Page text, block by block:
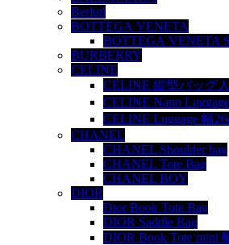
Berluti
BOTTEGA VENETA
BOTTEGA VENETA
BURBERRY
CELINE
CELINE 縦型バッグ
CELINE Nano
CELINE Luggage 幅
CHANEL
CHANEL Shoulder bag
CHANEL Tote Bag
CHANEL BOY
DIOR
Dior Book Tote Bag
DIOR Saddle Bag
DIOR Book Tote mini